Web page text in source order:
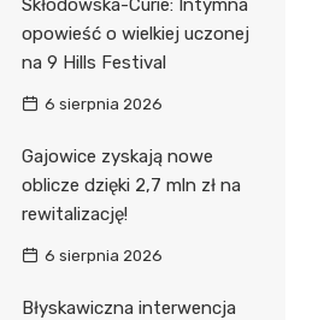
Skłodowska-Curie: Intymna
opowieść o wielkiej uczonej
na 9 Hills Festival
6 sierpnia 2026
Gajowice zyskają nowe
oblicze dzięki 2,7 mln zł na
rewitalizację!
6 sierpnia 2026
Błyskawiczna interwencja